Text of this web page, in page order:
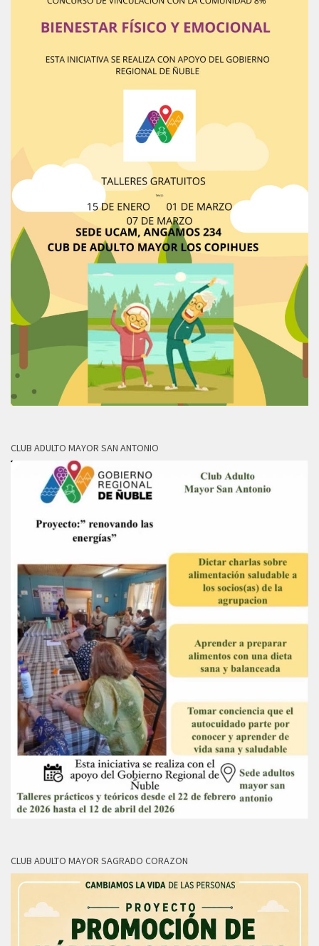
CLUB ADULTO MAYOR SAN ANTONIO
CLUB ADULTO MAYOR SAGRADO CORAZON